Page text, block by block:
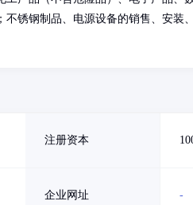
锈钢制品、电源设备的销售、安装
注册资本
企业网址 -